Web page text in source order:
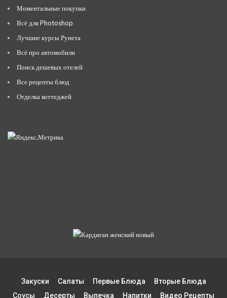
Моментальные покупки
Всё для Photoshop
Лучшие курсы Рунета
Всё про автомобили
Поиск дешевых отелей
Все рецепты блюд
Отделка коттеджей
Закуски Салаты Первые Блюда
Вторые Блюда
Соусы
Десерты Выпечка Напитки Видео Рецепты